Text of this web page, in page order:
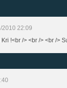
2010 22:09
!<br /> <br /> <br />